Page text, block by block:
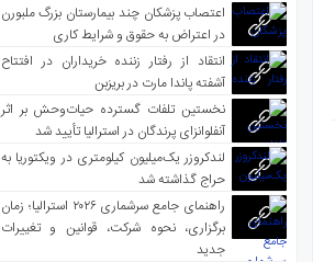
اعتصاب پزشکان چند بیمارستان بزرگ ملبورن
در اعتراض به حقوق و شرایط کاری
انتقاد از رفتار زننده خریداران در افتتاح
آشفته پاندا مارت در بریزبن
نخستین تلفات گسترده حیات‌وحش بر اثر
آنفلوانزای پرندگان در استرالیا تأیید شد
لندکروزر یک‌میلیون کیلومتری در ویکتوریا به
حراج گذاشته شد
راهنمای جامع سرشماری ۲۰۲۶ استرالیا؛ زمان
برگزاری، نحوه شرکت، قوانین و تغییرات
جدید